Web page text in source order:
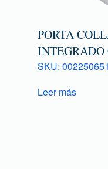
PORTA
INTEGRADO
SKU:
Leer más